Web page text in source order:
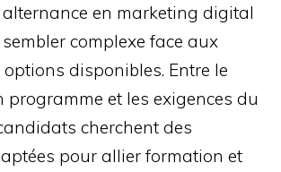
en marketing digital
complexe face aux
disponibles. Entre le
programme et les exigences du
cherchent des
pour allier formation et